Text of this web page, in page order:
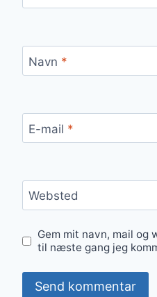
Navn *
E-mail *
Websted
Gem mit navn, mail og
til næste gang jeg